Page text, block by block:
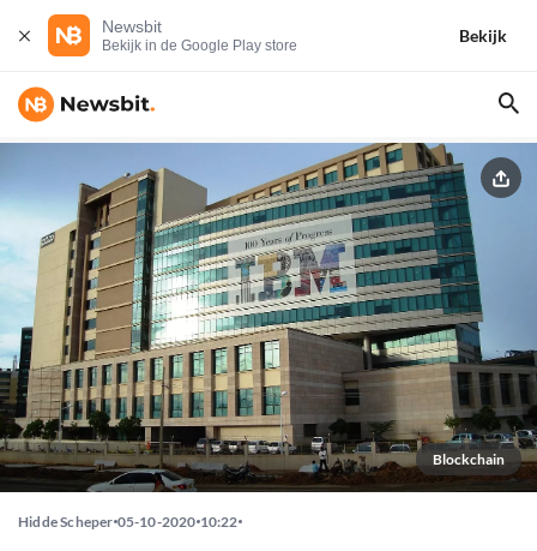
Newsbit
Bekijk in de Google Play store
Bekijk
Blockchain
Hidde Scheper 05-10-2020 10:22